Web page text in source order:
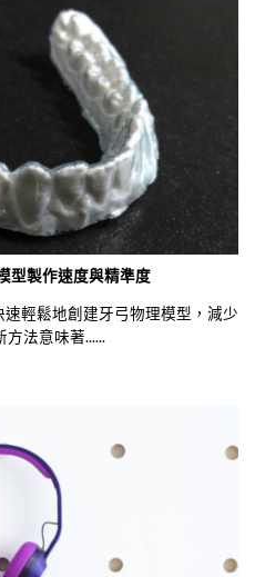
型製作速度與精準度
輕鬆地創建牙弓物理模型，減少
法意味著......